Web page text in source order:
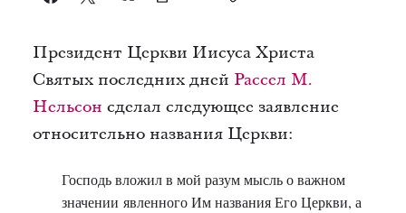
Президент Церкви Иисуса Христа
Святых последних дней Рассел М.
Нельсон сделал следующее заявление
относительно названия Церкви:
Господь вложил в мой разум мысль о важном
значении явленного Им названия Его Церкви, а